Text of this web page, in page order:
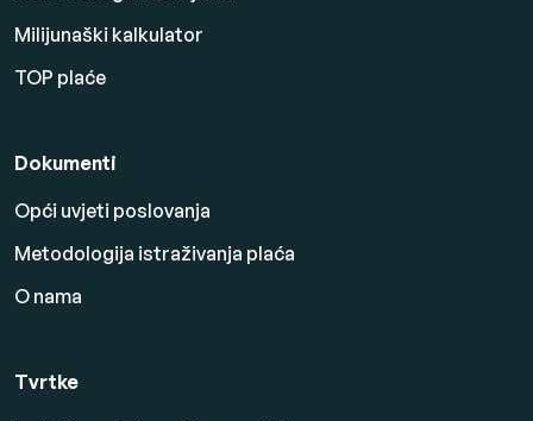
Milijunaški kalkulator
TOP plaće
Dokumenti
Opći uvjeti poslovanja
Metodologija istraživanja plaća
O nama
Tvrtke